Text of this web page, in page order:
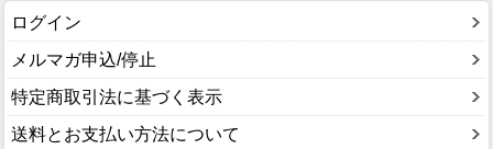
ログイン
メルマガ申込/停止
特定商取引法に基づく表示
送料とお支払い方法について